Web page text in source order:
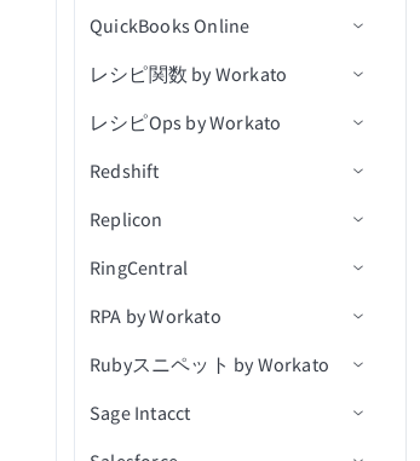
ンペーンをトリガー
オブジェクトの更新
カスタムオブジェクトを
Upsert（バッチ）
オブジェクトのアップサー
（batch）
カスタムレコードを削除
カスタムレコードを削除
（batch）
新規カスタムレコードをエ
をエクスポート
新規/更新済みカスタムレコ
セット
ユーザーパスワードを期限
切れにする
ユーザーに割り当てられた
ド（file）
セッションを使用して大き
ッチ）
エクスポート出力をダウン
ステータスを取得
レコードを取得
一括データをインポート
エンティティを一覧表示
ョン
カスタムアクション
アセットをダウンロード
IDによるオブジェクトの詳
ョンワークフローステップ
を更新
アセットをアップロード
オブジェクトトリガー
アクション
オブジェクトアクション
アクションを挿入
Upsertアクション
時間クエリを実行
カスタムSQLを実行
クエリ結果をエクスポート
アクション
Pythonコードの実行
Python FAQ
コネクション設定
トリガー
新規レコード
新規レコード（リアルタイ
アルタイム）
スケジュール済みテーブル
クエリ
アクション
レコードの作成
レコードの更新
レコードの削除
レコードの検索
レポートからレコードを取
QuickBooks Online
コネクション設定
トリガー
QuickBooksトリガー
アクション
QuickBooksアクション
営利版と非営利版で異なるラ
ムエラーのトラブルシュー
ティング
QuickBooks Onlineコネクシ
レシピ関数 by Workato
コネクション設定
ウォークスルー
トリガー
新規関数呼び出し
アクション
レシピ関数を非同期に呼び
出し
レシピOps by Workato
コネクション設定
トリガー
アカウントが接続されまし
に失敗しました
アカウントが切断されまし
た
アクション
アカウントの詳細を取得
レシピ詳細を取得
コネクションを一覧表示
Redshift
コネクション設定
トリガー
新規行
新規/更新行
アクション
アクションを選択
アクションを挿入
Replicon
コネクション設定
トリガー
新規クライアント
新規プロジェクト
RingCentral
コネクション設定
トリガー
通話が終了しました
アクション
RPA by Workato
コネクション設定
アクション
Rubyスニペット by Workato
入力
Sage Intacct